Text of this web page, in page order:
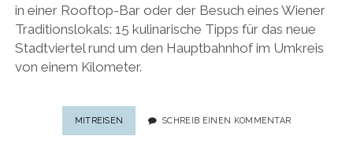
in einer Rooftop-Bar oder der Besuch eines Wiener
Traditionslokals: 15 kulinarische Tipps für das neue
Stadtviertel rund um den Hauptbahnhof im Umkreis
von einem Kilometer.
MITREISEN ESSEN
AM
SCHREIB EINEN KOMMENTAR